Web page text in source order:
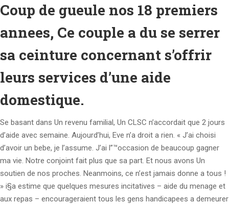
Coup de gueule nos 18 premiers
annees, Ce couple a du se serrer
sa ceinture concernant s’offrir
leurs services d’une aide
domestique.
Se basant dans Un revenu familial, Un CLSC n’accordait que 2 jours
d’aide avec semaine. Aujourd’hui, Eve n’a droit a rien. « J’ai choisi
d’avoir un bebe, je l’assume. J’ai l”™occasion de beaucoup gagner
ma vie. Notre conjoint fait plus que sa part. Et nous avons Un
soutien de nos proches. Neanmoins, ce n’est jamais donne a tous !
» i§a estime que quelques mesures incitatives – aide du menage et
aux repas – encourageraient tous les gens handicapees a demeurer